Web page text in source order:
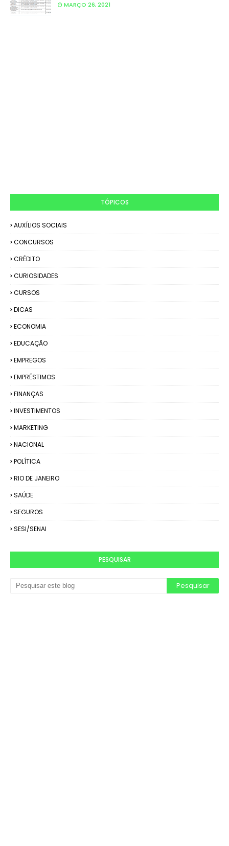
MARÇO 26, 2021
TÓPICOS
AUXÍLIOS SOCIAIS
CONCURSOS
CRÉDITO
CURIOSIDADES
CURSOS
DICAS
ECONOMIA
EDUCAÇÃO
EMPREGOS
EMPRÉSTIMOS
FINANÇAS
INVESTIMENTOS
MARKETING
NACIONAL
POLÍTICA
RIO DE JANEIRO
SAÚDE
SEGUROS
SESI/SENAI
PESQUISAR